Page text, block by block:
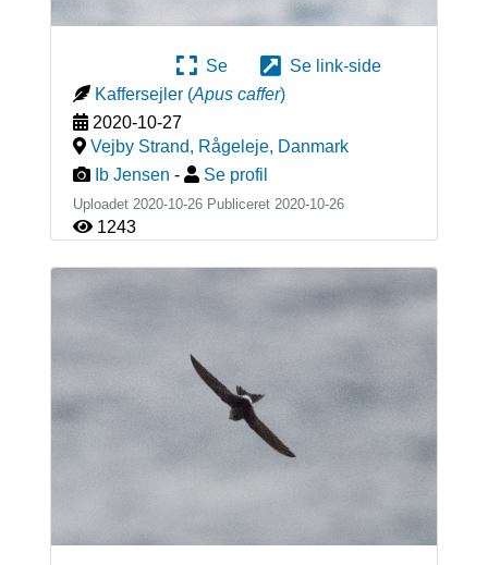
Se
Se link-side
Kaffersejler (Apus caffer)
2020-10-27
Vejby Strand, Rågeleje, Danmark
Ib Jensen - Se profil
Uploadet 2020-10-26 Publiceret 2020-10-26
1243